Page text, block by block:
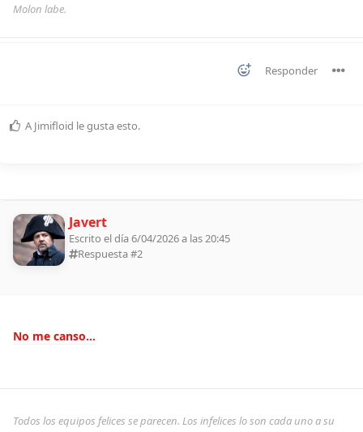
Molon labe.
Responder
A Jimifloid le gusta esto.
Javert
Escrito el día 6/04/2026 a las 20:45
Respuesta #2
No me canso...
Todos los equipos felices se parecen. Los infelices lo son cada uno a su